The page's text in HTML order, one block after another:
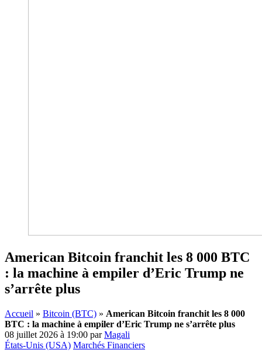
American Bitcoin franchit les 8 000 BTC
: la machine à empiler d’Eric Trump ne
s’arrête plus
Accueil » Bitcoin (BTC) » American Bitcoin franchit les 8 000
BTC : la machine à empiler d’Eric Trump ne s’arrête plus
08 juillet 2026 à 19:00 parMagali
États-Unis (USA) Marchés Financiers